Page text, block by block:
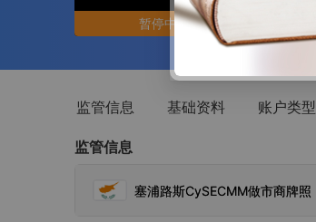
暂停中国区运营
监管信息 基础资料 账户类型
监管信息
塞浦路斯CySECMM做市商牌照